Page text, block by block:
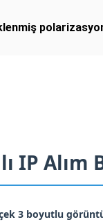
IP Alım
3 boyutlu